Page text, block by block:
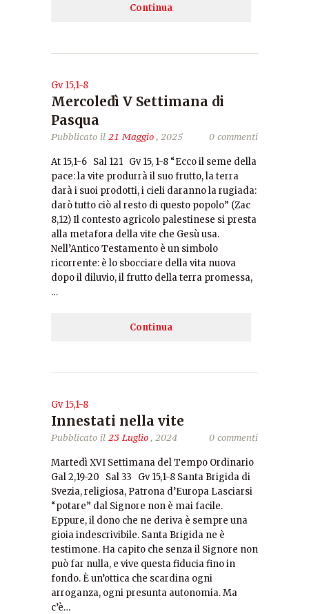
Continua
Gv 15,1-8
Mercoledì V Settimana di
Pasqua
Pubblicato il 21 Maggio, 2025 0 commenti
At 15,1-6 Sal 121 Gv 15, 1-8 “Ecco il seme della
pace: la vite produrrà il suo frutto, la terra
darà i suoi prodotti, i cieli daranno la rugiada:
darò tutto ciò al resto di questo popolo” (Zac
8,12) Il contesto agricolo palestinese si presta
alla metafora della vite che Gesù usa.
Nell’Antico Testamento è un simbolo
ricorrente: è lo sbocciare della vita nuova
dopo il diluvio, il frutto della terra promessa,
…
Continua
Gv 15,1-8
Innestati nella vite
Pubblicato il 23 Luglio, 2024 0 commenti
Martedì XVI Settimana del Tempo Ordinario
Gal 2,19-20 Sal 33 Gv 15,1-8 Santa Brigida di
Svezia, religiosa, Patrona d’Europa Lasciarsi
“potare” dal Signore non è mai facile.
Eppure, il dono che ne deriva è sempre una
gioia indescrivibile. Santa Brigida ne è
testimone. Ha capito che senza il Signore non
può far nulla, e vive questa fiducia fino in
fondo. È un’ottica che scardina ogni
arroganza, ogni presunta autonomia. Ma
c’è…